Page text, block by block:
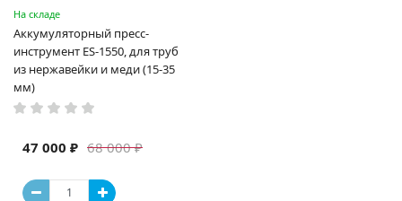
На складе
Аккумуляторный пресс-
инструмент ES-1550, для труб
из нержавейки и меди (15-35
мм)
68 000 ₽
47 000 ₽